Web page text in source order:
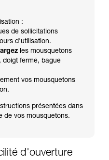
:
de sollicitations
d'utilisation.
les mousquetons
doigt fermé, bague
vos mousquetons
présentées dans
de vos mousquetons.
d'ouverture